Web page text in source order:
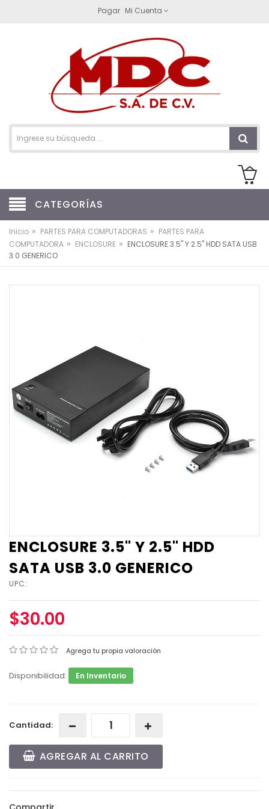
Pagar Mi Cuenta
CATEGORÍAS
Inicio » PARTES PARA COMPUTADORAS » PARTES PARA
COMPUTADORA » ENCLOSURE » ENCLOSURE 3.5" Y 2.5" HDD SATA USB
3.0 GENERICO
ENCLOSURE 3.5" Y 2.5" HDD
SATA USB 3.0 GENERICO
UPC:
$30.00
Agrega tu propia valoración
Disponibilidad: En Inventario
Cantidad:
AGREGAR AL CARRITO